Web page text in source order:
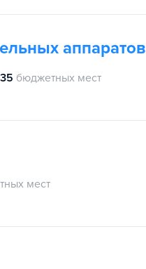
аппаратов
бюджетных мест
мест